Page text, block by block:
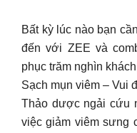
Bất kỳ lúc nào bạn
đến với ZEE và
phục trăm nghìn
Sạch mụn viêm – Vui
Thảo dược ngải cứu
việc giảm viêm sưng